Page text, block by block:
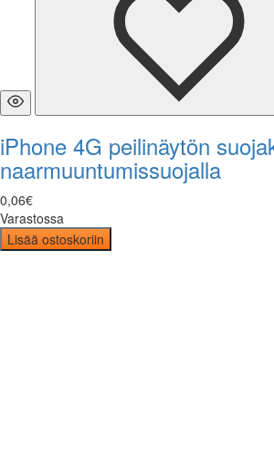
iPhone 4G peilinäytön
naarmuuntumissuojalla
0,06€
Varastossa
Lisää ostoskoriin